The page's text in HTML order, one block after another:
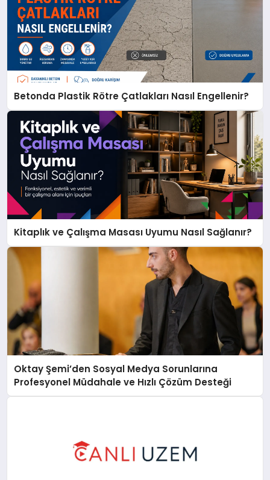
Betonda Plastik Rötre Çatlakları Nasıl Engellenir?
Kitaplık ve Çalışma Masası Uyumu Nasıl Sağlanır?
Oktay Şemi’den Sosyal Medya Sorunlarına
Profesyonel Müdahale ve Hızlı Çözüm Desteği